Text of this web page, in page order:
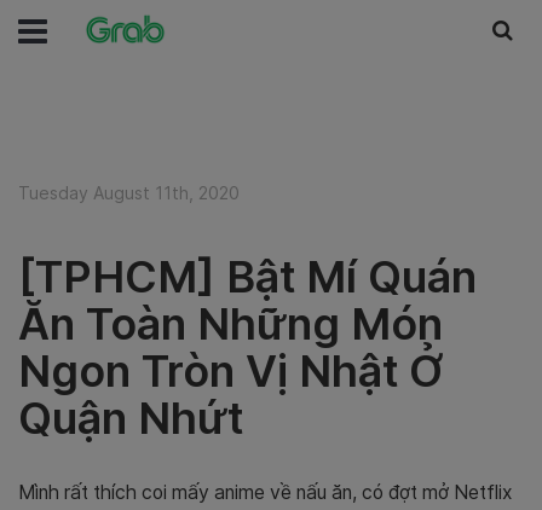
Tuesday August 11th, 2020
[TPHCM] Bật Mí Quán
Ăn Toàn Những Món
Ngon Tròn Vị Nhật Ở
Quận Nhứt
Mình rất thích coi mấy anime về nấu ăn, có đợt mở Netflix